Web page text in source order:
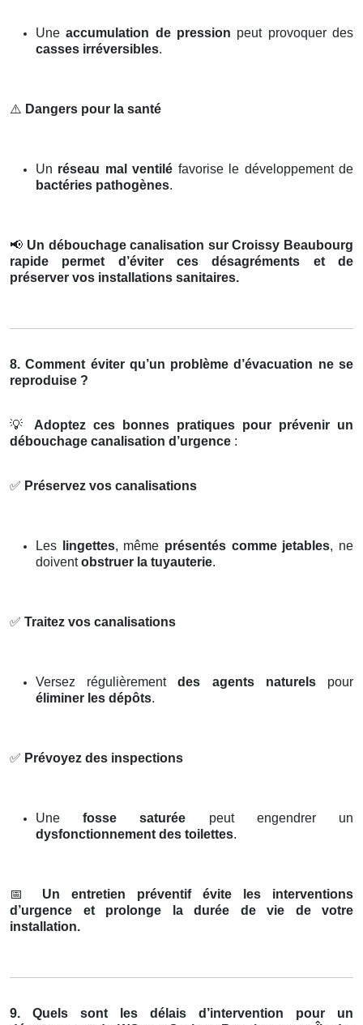
Uneaccumulation de pression peut provoquer des
casses irréversibles.
⚠️ Dangers pour la santé
Un réseau mal ventilé favorise le développement de
bactéries pathogènes.
📢 Un débouchage canalisation sur Croissy Beaubourg
rapide permet d’éviter ces désagréments et de
préserver vos installations sanitaires.
8. Comment éviter qu’un problème d’évacuation ne se
reproduise ?
💡
Adoptez ces bonnes pratiques pour prévenir un
débouchage canalisation d’urgence :
✅ Préservez vos canalisations
Les lingettes, même présentés comme jetables, ne
doiventobstruer la tuyauterie.
✅ Traitez vos canalisations
Versez régulièrementdes agents naturelspour
éliminer les dépôts.
✅ Prévoyez des inspections
Unefosse saturée peut engendrer un
dysfonctionnement des toilettes.
📅
Un entretien préventif évite les interventions
d’urgence et prolonge la durée de vie de votre
installation.
9. Quels sont les délais d’intervention pour un